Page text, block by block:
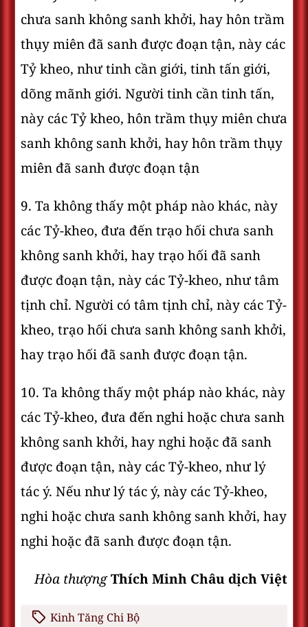
chưa sanh không sanh khởi, hay hôn trầm
thụy miên đã sanh được đoạn tận, này các
Tỷ kheo, như tinh cần giới, tinh tấn giới,
dõng mãnh giới. Người tinh cần tinh tấn,
này các Tỷ kheo, hôn trầm thụy miên chưa
sanh không sanh khởi, hay hôn trầm thụy
miên đã sanh được đoạn tận
9. Ta không thấy một pháp nào khác, này
các Tỷ-kheo, đưa đến trạo hối chưa sanh
không sanh khởi, hay trạo hối đã sanh
được đoạn tận, này các Tỷ-kheo, như tâm
tịnh chỉ. Người có tâm tịnh chỉ, này các Tỷ-
kheo, trạo hối chưa sanh không sanh khởi,
hay trạo hối đã sanh được đoạn tận.
10. Ta không thấy một pháp nào khác, này
các Tỷ-kheo, đưa đến nghi hoặc chưa sanh
không sanh khởi, hay nghi hoặc đã sanh
được đoạn tận, này các Tỷ-kheo, như lý
tác ý. Nếu như lý tác ý, này các Tỷ-kheo,
nghi hoặc chưa sanh không sanh khởi, hay
nghi hoặc đã sanh được đoạn tận.
Hòa thượngThích Minh Châu dịch Việt
Kinh Tăng Chi Bộ